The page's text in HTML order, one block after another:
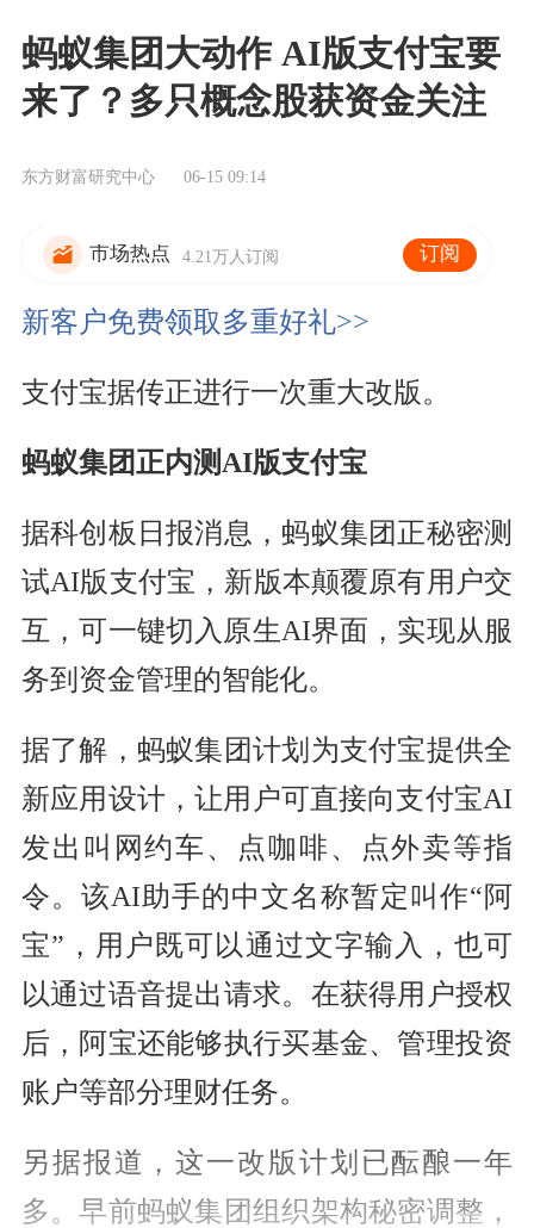
蚂蚁集团大动作 AI版支付宝要
来了？多只概念股获资金关注
东方财富研究中心 06-15 09:14
市场热点 4.21万人订阅 订阅
新客户免费领取多重好礼>>
支付宝据传正进行一次重大改版。
蚂蚁集团正内测AI版支付宝
据科创板日报消息，蚂蚁集团正秘密测
试AI版支付宝，新版本颠覆原有用户交
互，可一键切入原生AI界面，实现从服
务到资金管理的智能化。
据了解，蚂蚁集团计划为支付宝提供全
新应用设计，让用户可直接向支付宝AI
发出叫网约车、点咖啡、点外卖等指
令。该AI助手的中文名称暂定叫作“阿
宝”，用户既可以通过文字输入，也可
以通过语音提出请求。在获得用户授权
后，阿宝还能够执行买基金、管理投资
账户等部分理财任务。
另据报道，这一改版计划已酝酿一年
多。早前蚂蚁集团组织架构秘密调整，